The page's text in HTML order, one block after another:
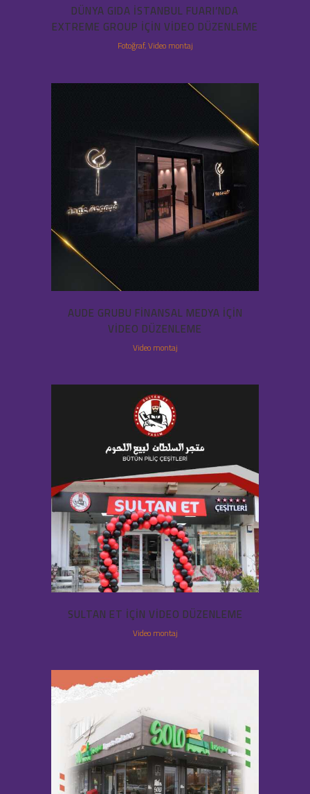
DÜNYA GIDA İSTANBUL FUARI’NDA
EXTREME GROUP IÇIN VIDEO DÜZENLEME
Fotoğraf, Video montaj
AUDE GRUBU FINANSAL MEDYA IÇIN
VIDEO DÜZENLEME
Video montaj
SULTAN ET IÇIN VIDEO DÜZENLEME
Video montaj